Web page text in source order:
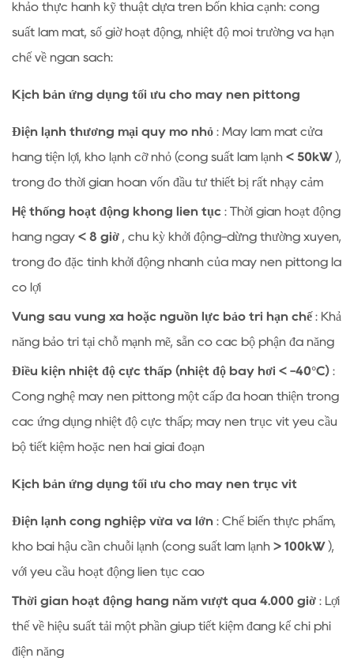
khảo thực hành kỹ thuật dựa trên bốn khía cạnh: công
suất làm mát, số giờ hoạt động, nhiệt độ môi trường và hạn
chế về ngân sách:
Kịch bản ứng dụng tối ưu cho máy nén pittông
Điện lạnh thương mại quy mô nhỏ : Máy làm mát cửa
hàng tiện lợi, kho lạnh cỡ nhỏ (công suất làm lạnh < 50kW ),
trong đó thời gian hoàn vốn đầu tư thiết bị rất nhạy cảm
Hệ thống hoạt động không liên tục : Thời gian hoạt động
hàng ngày < 8 giờ , chu kỳ khởi động-dừng thường xuyên,
trong đó đặc tính khởi động nhanh của máy nén pittông là
có lợi
Vùng sâu vùng xa hoặc nguồn lực bảo trì hạn chế : Khả
năng bảo trì tại chỗ mạnh mẽ, sẵn có các bộ phận đa năng
Điều kiện nhiệt độ cực thấp (nhiệt độ bay hơi < -40°C) :
Công nghệ máy nén pittông một cấp đã hoàn thiện trong
các ứng dụng nhiệt độ cực thấp; máy nén trục vít yêu cầu
bộ tiết kiệm hoặc nén hai giai đoạn
Kịch bản ứng dụng tối ưu cho máy nén trục vít
Điện lạnh công nghiệp vừa và lớn : Chế biến thực phẩm,
kho bãi hậu cần chuỗi lạnh (công suất làm lạnh > 100kW ),
với yêu cầu hoạt động liên tục cao
Thời gian hoạt động hàng năm vượt quá 4.000 giờ : Lợi
thế về hiệu suất tải một phần giúp tiết kiệm đáng kể chi phí
điện năng